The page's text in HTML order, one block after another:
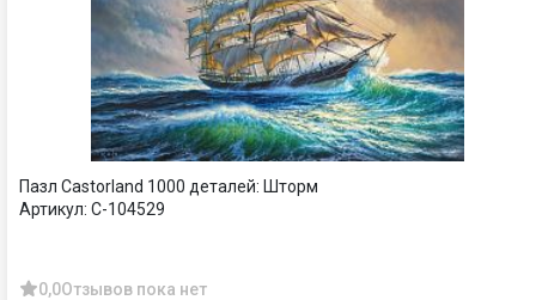
Пазл Castorland 1000 деталей: Шторм
Артикул: C-104529
0,0Отзывов пока нет